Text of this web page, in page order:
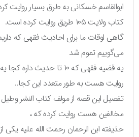
ابوالقاسم خسکانی به طرق بسیار روایت
کتاب ولایت ۱۰۵ طریق روایت کرده است.
گاهی اوقات ما برای احادیث فقهی که
می‌گوییم تموم شد
یه قضیه‌ فقهی که ۱۰ تا حدیث داره
روایت هست به طور متعدد این کجا.‌.
تفصيل این قصه از مولف کتاب النشر وطیل
مخالفین هست روایت کرده که ،
حذیفته ابن الرحمان رحمت الله علیه یکی